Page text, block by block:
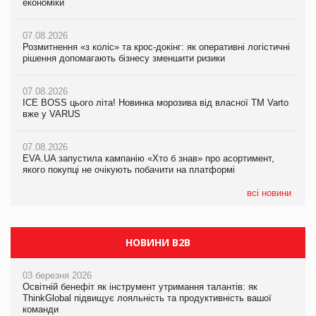
економіки
07.08.2026
Розмитнення «з коліс» та крос-докінг: як оперативні логістичні
рішення допомагають бізнесу зменшити ризики
07.08.2026
ICE BOSS цього літа! Новинка морозива від власної ТМ Varto
вже у VARUS
07.08.2026
EVA.UA запустила кампанію «Хто б знав» про асортимент,
якого покупці не очікують побачити на платформі
всі новини
економіки
07.08.2026
Розмитнення «з коліс» та крос-докінг: як оперативні логістичні
рішення допомагають бізнесу зменшити ризики
07.08.2026
ICE BOSS цього літа! Новинка морозива від власної ТМ Varto
вже у VARUS
07.08.2026
EVA.UA запустила кампанію «Хто б знав» про асортимент,
якого покупці не очікують побачити на платформі
економіки
07.08.2026
Kraft Heinz скоротила збиток у першому півріччі
Продажі Hugo Boss впали на 9%
НОВИНИ B2B
03 березня 2026
Освітній бенефіт як інструмент утримання талантів: як
ThinkGlobal підвищує лояльність та продуктивність вашої
команди